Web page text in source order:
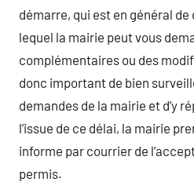
démarre, qui est en général
lequel la mairie peut vous
complémentaires ou des
donc important de bien
demandes de la mairie et d’y
l’issue de ce délai, la mairie
informe par courrier de
permis.